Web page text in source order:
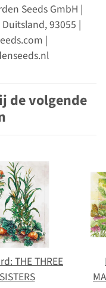
Seeds GmbH |
93055 |
|
de volgende
THE THREE